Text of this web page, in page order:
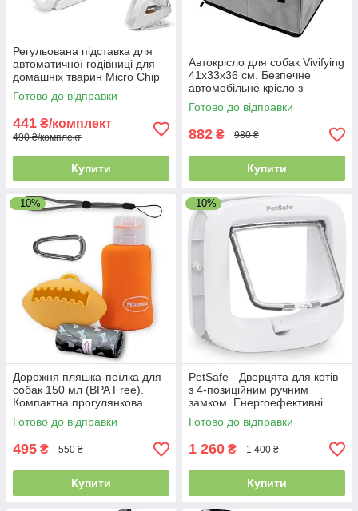
Регульована підставка для
автоматичної годівниці для
домашніх тварин Micro Chip
та Connect, регулювання 0,
15, 20 градусів
Готово до відправки
441 ₴/комплект
490 ₴/комплект
Купити
Автокрісло для собак Vivifying
41x33x36 см. Безпечне
автомобільне крісло з
повідцем та плюшевою
подушкою для собак до 11 кг
(Сір
Готово до відправки
882 ₴ 980 ₴
Купити
–10%
Дорожня пляшка-поїлка для
собак 150 мл (BPA Free).
Компактна прогулянкова
пляшка з карабіном та
ремінцем, захист від
протікання
Готово до відправки
495 ₴ 550 ₴
Купити
–10%
PetSafe - Дверцята для котів
з 4-позиційним ручним
замком. Енергоефективні
врізні двері для тварин, білі
Готово до відправки
1 260 ₴ 1 400 ₴
Купити